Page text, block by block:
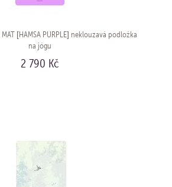
MAT [HAMSA PURPLE] neklouzavá podložka
na jógu
2 790 Kč